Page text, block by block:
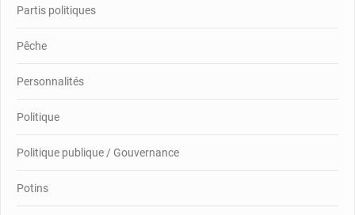
Partis politiques
Pêche
Personnalités
Politique
Politique publique / Gouvernance
Potins